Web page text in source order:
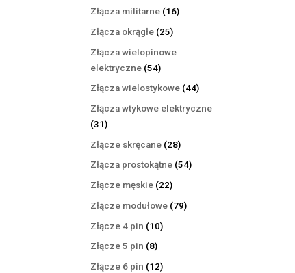
produktów
Złącza militarne 1616
Złącza okrągłe 2525
Złącza wielopinowe
elektryczne 5454
produkty
Złącza wielostykowe 4444
Złącza wtykowe elektryczne
3131
produktów
Złącze skręcane 2828
produktów
Złącza prostokątne 5454
Złącze męskie 2222
produkty
Złącze modułowe 7979
Złącze 4 pin 1010
Złącze 5 pin 88
produktów
Złącze 6 pin 1212